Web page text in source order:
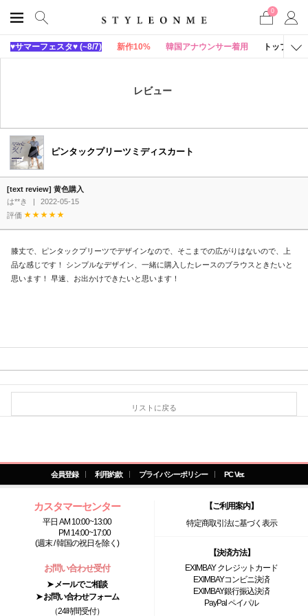
0
♥サマーフェスタ♥ (~8/7) 新作10% 韓国アナウンサー着用 トップス
レビュー
ピンタックプリーツミディスカート
[text review] 黄色購入
は**き
|
2022-05-15
評価
膝丈で、ピンタックプリーツでデザインなので、そこまでの広がりはないので、上
品な感じです！ シンプルなデザイン、一緒に購入したレースのブラウスときたいと
思います！ 早速、お出かけできたいと思います！
リストに戻る
会員登録 利用約款 プライバシーポリシー PC Ver.
カスタマーセンター
平日 AM 10:00~13:00
PM 14:00~17:00
(週末 / 韓国の祝日を除く)
お問い合わせ受付
➤ メールでご相談
➤ お問い合わせフォーム
（24時間受付）
【ご利用案内】
特定商取引法に基づく表示
【決済方法】
EXIMBAY クレジットカード
EXIMBAYコンビニ決済
EXIMBAY銀行振込決済
PayPal ペイパル